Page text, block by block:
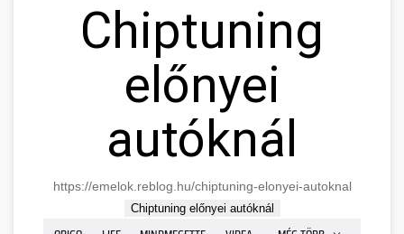
Chiptuning
előnyei
autóknál
https://emelok.reblog.hu/chiptuning-elonyei-autoknal
Chiptuning előnyei autóknál